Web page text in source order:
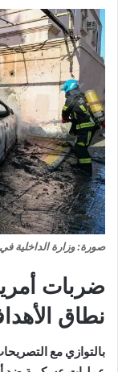
صورة: وزارة الداخلية
ضربات
نطاق
بالتوازي مع